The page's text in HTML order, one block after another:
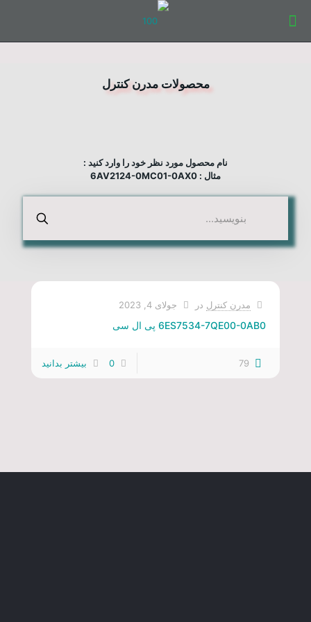
محصولات مدرن کنترل
نام محصول مورد نظر خود را وارد کنید :
مثال : 6AV2124-0MC01-0AX0
مدرن کنترل در جولای 4, 2023
6ES7534-7QE00-0AB0 پی ال سی
79
0 بیشتر بدانید